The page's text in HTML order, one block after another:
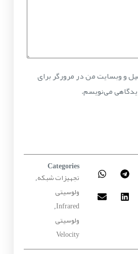
و وبسایت من در مرورگر برای
می‌نویسم.
Categories
تجهیزات شبکه,
ولوسیتی
Infrared
,
ولوسیتی
Velocity